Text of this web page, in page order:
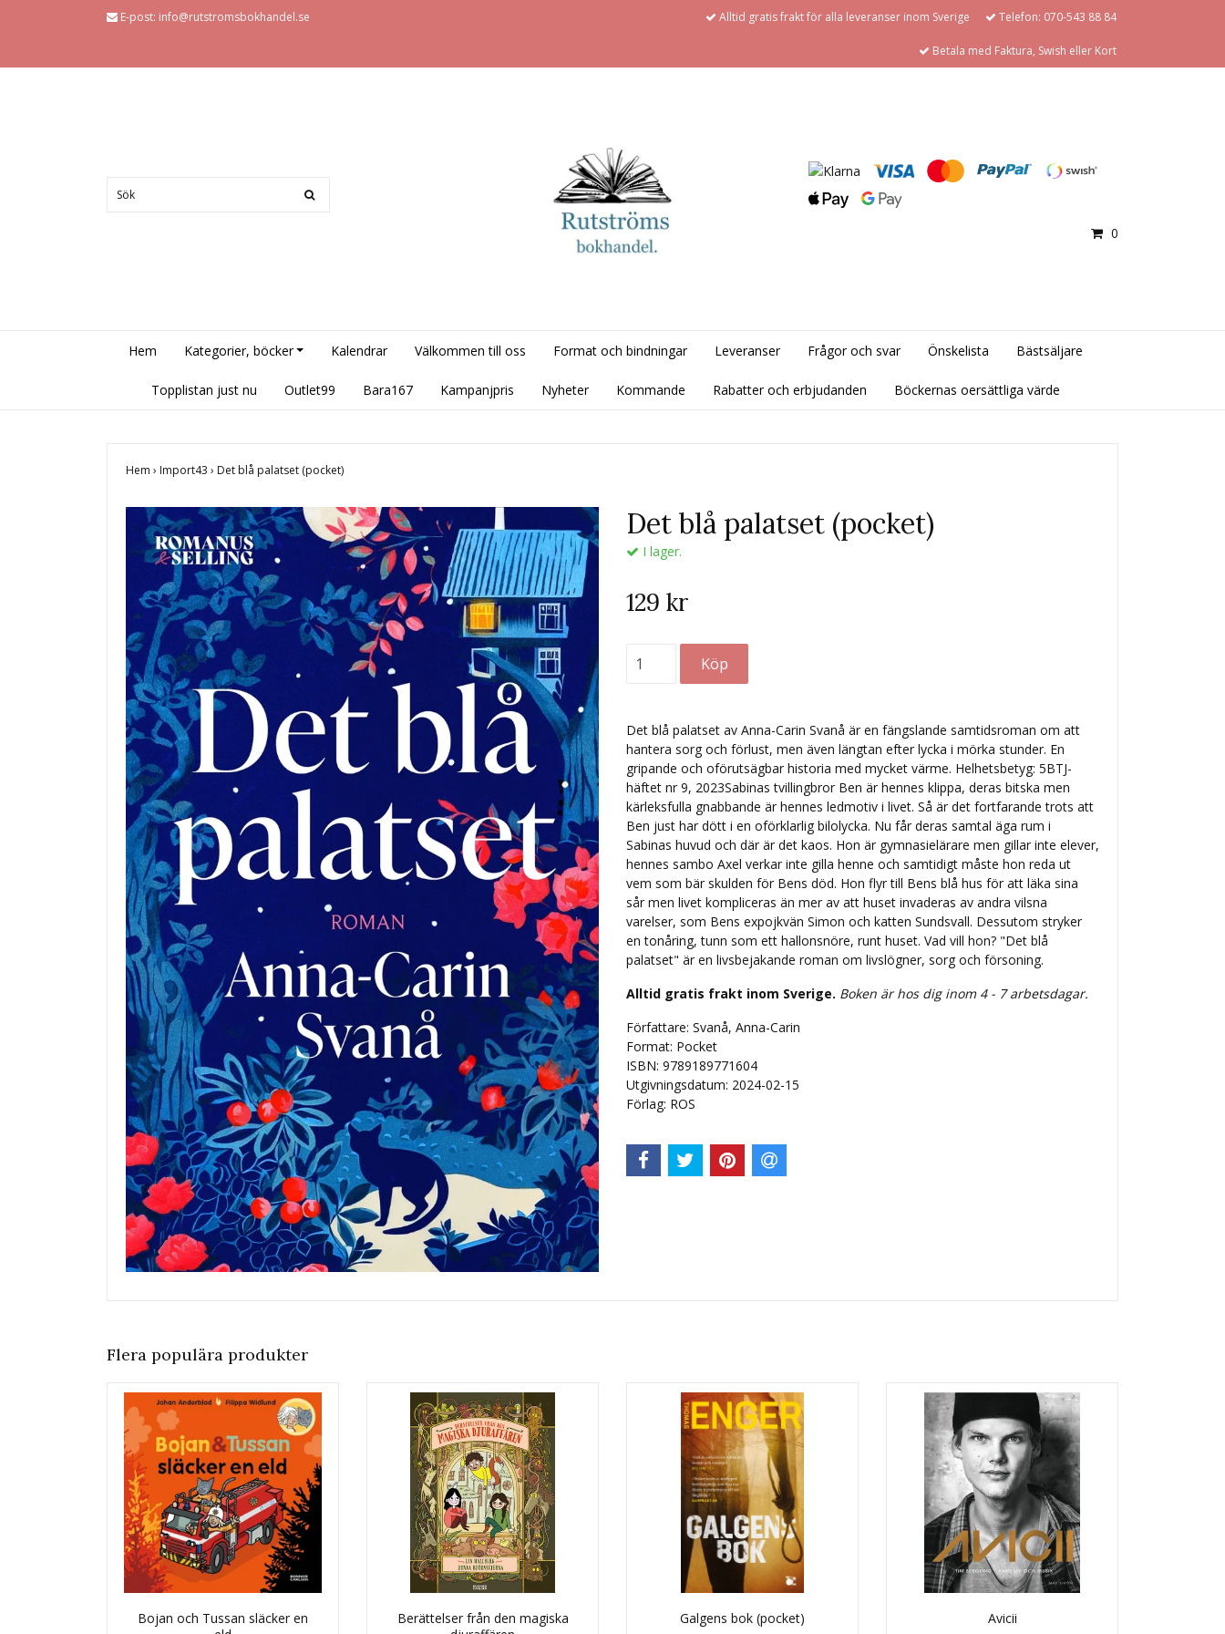
E-post: info@rutstromsbokhandel.se Alltid gratis frakt för alla leveranser inom Sverige Telefon: 070-543 88 84
Betala med Faktura, Swish eller Kort
0
Hem Kategorier, böcker Kalendrar Välkommen till oss Format och bindningar Leveranser Frågor och svar Önskelista Bästsäljare
Topplistan just nu Outlet99 Bara167 Kampanjpris Nyheter Kommande Rabatter och erbjudanden Böckernas oersättliga värde
Hem › Import43 › Det blå palatset (pocket)
Det blå palatset (pocket)
I lager.
129 kr
Det blå palatset av Anna-Carin Svanå är en fängslande samtidsroman om att
hantera sorg och förlust, men även längtan efter lycka i mörka stunder. En
gripande och oförutsägbar historia med mycket värme. Helhetsbetyg: 5BTJ-
häftet nr 9, 2023Sabinas tvillingbror Ben är hennes klippa, deras bitska men
kärleksfulla gnabbande är hennes ledmotiv i livet. Så är det fortfarande trots att
Ben just har dött i en oförklarlig bilolycka. Nu får deras samtal äga rum i
Sabinas huvud och där är det kaos. Hon är gymnasielärare men gillar inte elever,
hennes sambo Axel verkar inte gilla henne och samtidigt måste hon reda ut
vem som bär skulden för Bens död. Hon flyr till Bens blå hus för att läka sina
sår men livet kompliceras än mer av att huset invaderas av andra vilsna
varelser, som Bens expojkvän Simon och katten Sundsvall. Dessutom stryker
en tonåring, tunn som ett hallonsnöre, runt huset. Vad vill hon? "Det blå
palatset" är en livsbejakande roman om livslögner, sorg och försoning.
Alltid gratis frakt inom Sverige. Boken är hos dig inom 4 - 7 arbetsdagar.
Författare: Svanå, Anna-Carin
Format: Pocket
ISBN: 9789189771604
Utgivningsdatum: 2024-02-15
Förlag: ROS
Flera populära produkter
Bojan och Tussan släcker en
Berättelser från den magiska
Galgens bok (pocket) Avicii